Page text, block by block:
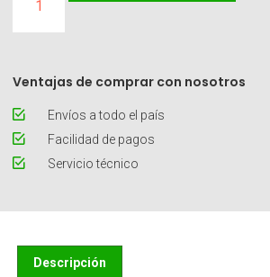
Ventajas de comprar con nosotros
Envíos a todo el país
Facilidad de pagos
Servicio técnico
Descripción